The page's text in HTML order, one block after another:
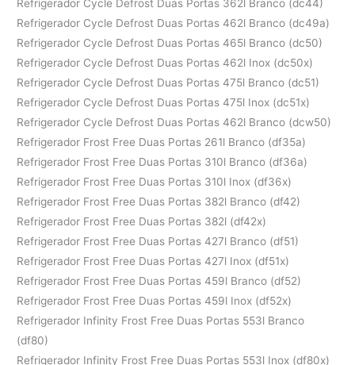
Refrigerador Cycle Defrost Duas Portas 362l Branco (dc44)
Refrigerador Cycle Defrost Duas Portas 462l Branco (dc49a)
Refrigerador Cycle Defrost Duas Portas 465l Branco (dc50)
Refrigerador Cycle Defrost Duas Portas 462l Inox (dc50x)
Refrigerador Cycle Defrost Duas Portas 475l Branco (dc51)
Refrigerador Cycle Defrost Duas Portas 475l Inox (dc51x)
Refrigerador Cycle Defrost Duas Portas 462l Branco (dcw50)
Refrigerador Frost Free Duas Portas 261l Branco (df35a)
Refrigerador Frost Free Duas Portas 310l Branco (df36a)
Refrigerador Frost Free Duas Portas 310l Inox (df36x)
Refrigerador Frost Free Duas Portas 382l Branco (df42)
Refrigerador Frost Free Duas Portas 382l (df42x)
Refrigerador Frost Free Duas Portas 427l Branco (df51)
Refrigerador Frost Free Duas Portas 427l Inox (df51x)
Refrigerador Frost Free Duas Portas 459l Branco (df52)
Refrigerador Frost Free Duas Portas 459l Inox (df52x)
Refrigerador Infinity Frost Free Duas Portas 553l Branco
(df80)
Refrigerador Infinity Frost Free Duas Portas 553l Inox (df80x)